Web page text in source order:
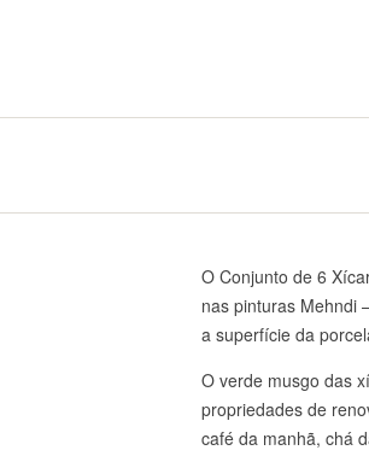
O Conjunto de 6
nas pinturas Mehndi
a superfície da
O verde musgo das
propriedades de
café da manhã, chá